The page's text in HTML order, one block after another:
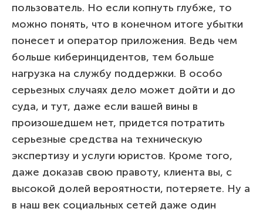
пользователь. Но если копнуть глубже, то
можно понять, что в конечном итоге убытки
понесет и оператор приложения. Ведь чем
больше киберинцидентов, тем больше
нагрузка на службу поддержки. В особо
серьезных случаях дело может дойти и до
суда, и тут, даже если вашей вины в
произошедшем нет, придется потратить
серьезные средства на техническую
экспертизу и услуги юристов. Кроме того,
даже доказав свою правоту, клиента вы, с
высокой долей вероятности, потеряете. Ну а
в наш век социальных сетей даже один